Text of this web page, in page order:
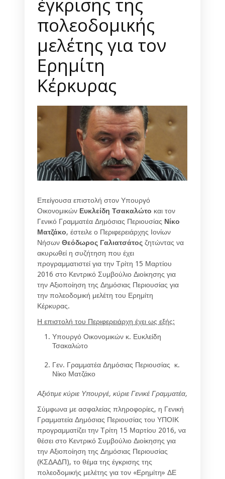
πολεοδομικής
μελέτης για τον
Ερημίτη
Κέρκυρας
Επείγουσα επιστολή στον Υπουργό
Οικονομικών Ευκλείδη Τσακαλώτο και τον
Γενικό Γραμματέα Δημόσιας Περιουσίας Νίκο
Ματζάκο, έστειλε ο Περιφερειάρχης Ιονίων
Νήσων Θεόδωρος Γαλιατσάτος ζητώντας να
ακυρωθεί η συζήτηση που έχει
προγραμματιστεί για την Τρίτη 15 Μαρτίου
2016 στο Κεντρικό Συμβούλιο Διοίκησης για
την Αξιοποίηση της Δημόσιας Περιουσίας για
την πολεοδομική μελέτη του Ερημίτη
Κέρκυρας.
Η επιστολή του Περιφερειάρχη έχει ως εξής:
Υπουργό Οικονομικών κ. Ευκλείδη
Τσακαλώτο
Γεν. Γραμματέα Δημόσιας Περιουσίας κ.
Νίκο Ματζάκο
Αξιότιμε κύριε Υπουργέ, κύριε Γενικέ Γραμματέα,
Σύμφωνα με ασφαλείας πληροφορίες, η Γενική
Γραμματεία Δημόσιας Περιουσίας του ΥΠΟΙΚ
προγραμματίζει την Τρίτη 15 Μαρτίου 2016, να
θέσει στο Κεντρικό Συμβούλιο Διοίκησης για
την Αξιοποίηση της Δημόσιας Περιουσίας
(ΚΣΔΑΔΠ), το θέμα της έγκρισης της
πολεοδομικής μελέτης για τον «Ερημίτη» ΔΕ